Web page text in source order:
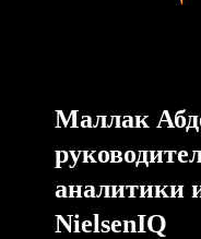
Маллак
аналитики
NielsenIQ